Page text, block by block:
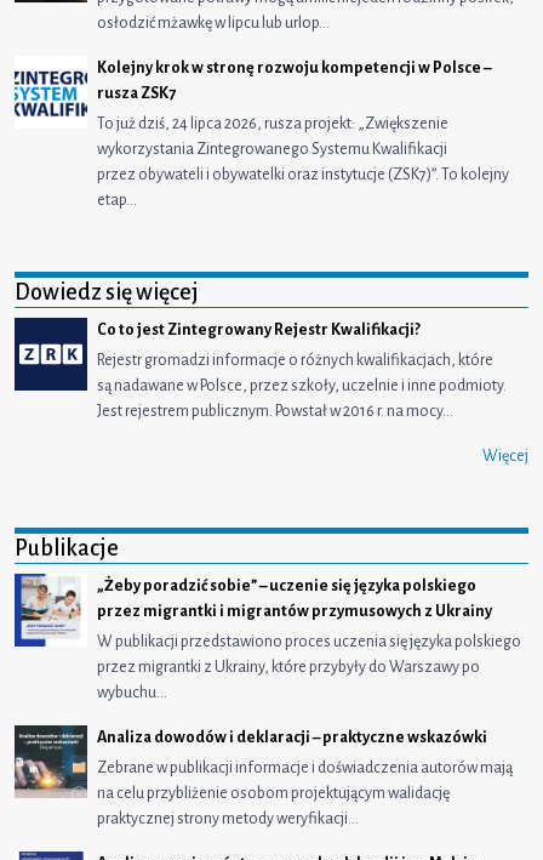
osłodzić mżawkę w lipcu lub urlop…
Kolejny krok w stronę rozwoju kompetencji w Polsce –
rusza ZSK7
To już dziś, 24 lipca 2026, rusza projekt: „Zwiększenie
wykorzystania Zintegrowanego Systemu Kwalifikacji
przez obywateli i obywatelki oraz instytucje (ZSK7)”. To kolejny
etap…
Dowiedz się więcej
Co to jest Zintegrowany Rejestr Kwalifikacji?
Rejestr gromadzi informacje o różnych kwalifikacjach, które
są nadawane w Polsce, przez szkoły, uczelnie i inne podmioty.
Jest rejestrem publicznym. Powstał w 2016 r. na mocy…
Więcej
Publikacje
„Żeby poradzić sobie” – uczenie się języka polskiego
przez migrantki i migrantów przymusowych z Ukrainy
W publikacji przedstawiono proces uczenia się języka polskiego
przez migrantki z Ukrainy, które przybyły do Warszawy po
wybuchu…
Analiza dowodów i deklaracji – praktyczne wskazówki
Zebrane w publikacji informacje i doświadczenia autorów mają
na celu przybliżenie osobom projektującym walidację
praktycznej strony metody weryfikacji…